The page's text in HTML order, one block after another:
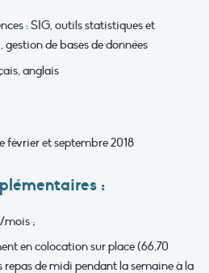
: SIG, outils statistiques et
de bases de données
anglais
février et septembre 2018
:
mois ;
en colocation sur place (66,70
de midi pendant la semaine à la